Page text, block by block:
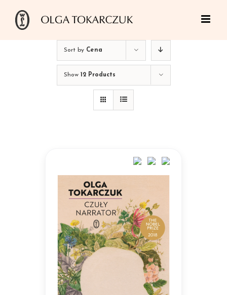
Sort by Cena
Show 12 Products